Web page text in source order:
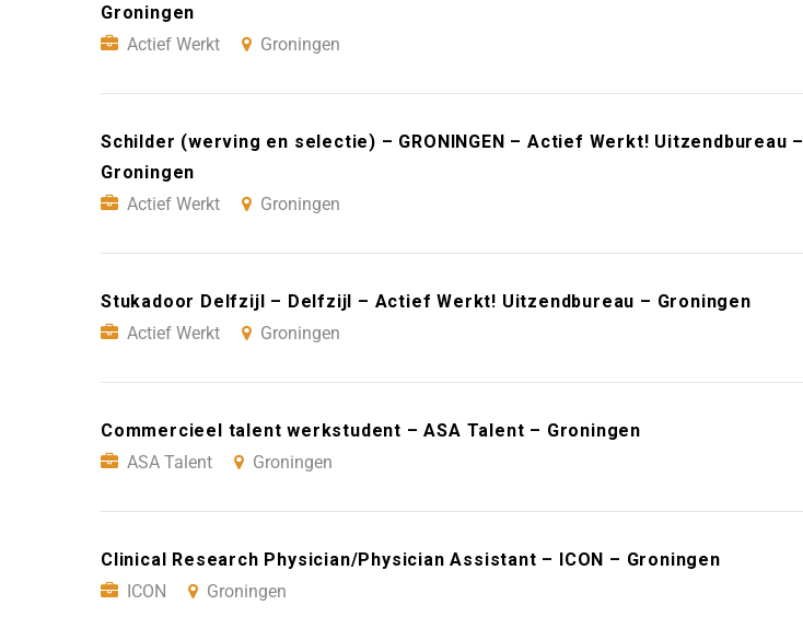
Groningen
Actief Werkt
Groningen
Schilder (werving en selectie) – GRONINGEN – Actief Werkt! Uitzendbureau –
Groningen
Actief Werkt
Groningen
Stukadoor Delfzijl – Delfzijl – Actief Werkt! Uitzendbureau – Groningen
Actief Werkt
Groningen
Commercieel talent werkstudent – ASA Talent – Groningen
ASA Talent
Groningen
Clinical Research Physician/Physician Assistant – ICON – Groningen
ICON
Groningen